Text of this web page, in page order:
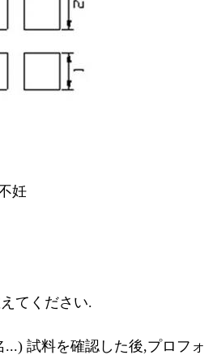
妊
てください.
試料を確認した後,プロフ